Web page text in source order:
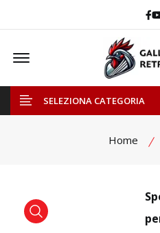
Offcanvas Menu Open
SELEZIONA CATEGORIA
Home
visualizza prodotto